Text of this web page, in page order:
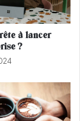
à lancer
?